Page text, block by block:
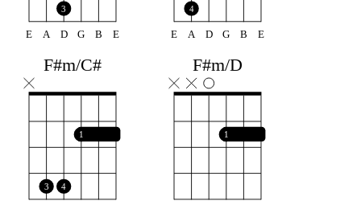
3
E A D G B E
4
E A D G B E
F#m/C#
3 4
1
F#m/D
1